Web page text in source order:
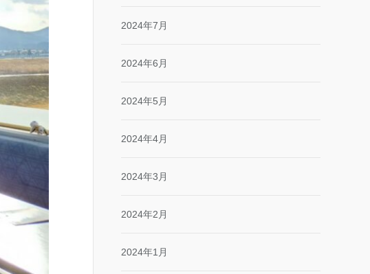
2024年7月
2024年6月
2024年5月
2024年4月
2024年3月
2024年2月
2024年1月